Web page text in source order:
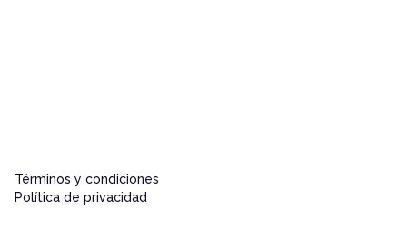
Términos y condiciones
Política de privacidad